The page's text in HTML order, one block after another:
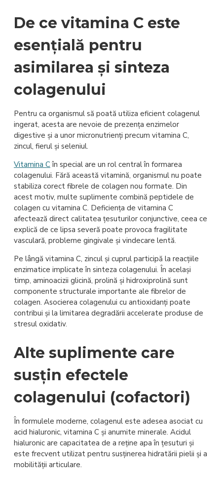
De ce vitamina C este
esențială pentru
asimilarea și sinteza
colagenului
Pentru ca organismul să poată utiliza eficient colagenul
ingerat, acesta are nevoie de prezența enzimelor
digestive și a unor micronutrienți precum vitamina C,
zincul, fierul și seleniul.
Vitamina Cîn special are un rol central în formarea
colagenului. Fără această vitamină, organismul nu poate
stabiliza corect fibrele de colagen nou formate. Din
acest motiv, multe suplimente combină peptidele de
colagen cu vitamina C. Deficiența de vitamina C
afectează direct calitatea țesuturilor conjunctive, ceea ce
explică de ce lipsa severă poate provoca fragilitate
vasculară, probleme gingivale și vindecare lentă.
Pe lângă vitamina C, zincul și cuprul participă la reacțiile
enzimatice implicate în sinteza colagenului. În același
timp, aminoacizii glicină, prolină și hidroxiprolină sunt
componente structurale importante ale fibrelor de
colagen. Asocierea colagenului cu antioxidanți poate
contribui și la limitarea degradării accelerate produse de
stresul oxidativ.
Alte suplimente care
susțin efectele
colagenului (cofactori)
În formulele moderne, colagenul este adesea asociat cu
acid hialuronic, vitamina C și anumite minerale. Acidul
hialuronic are capacitatea de a reține apa în țesuturi și
este frecvent utilizat pentru susținerea hidratării pielii și a
mobilității articulare.